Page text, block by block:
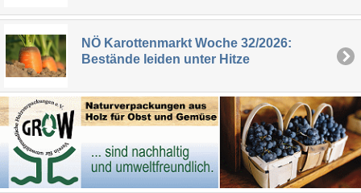
NÖ Karottenmarkt Woche 32/2026:
Bestände leiden unter Hitze